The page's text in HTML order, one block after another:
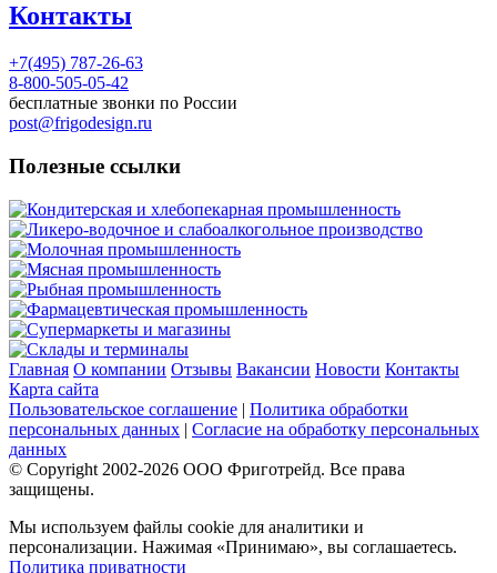
Контакты
+7(495) 787-26-63
8-800-505-05-42
бесплатные звонки по России
post@frigodesign.ru
Полезные ссылки
Кондитерская и хлебопекарная промышленность
Ликеро-водочное и слабоалкогольное производство
Молочная промышленность
Мясная промышленность
Рыбная промышленность
Фармацевтическая промышленность
Супермаркеты и магазины
Склады и терминалы
Главная О компании Отзывы Вакансии Новости Контакты
Карта сайта
Пользовательское соглашение | Политика обработки
персональных данных | Согласие на обработку персональных
данных
© Copyright 2002-2026 ООО Фриготрейд. Все права
защищены.
Мы используем файлы cookie для аналитики и
персонализации. Нажимая «Принимаю», вы соглашаетесь.
Политика приватности